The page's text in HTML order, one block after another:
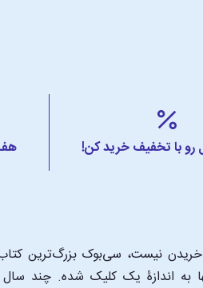
رو با تخفیف خرید کن!
نیست، سی‌بوک بزرگ‌ترین